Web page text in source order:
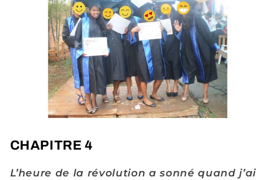
CHAPITRE 4
L’heure de la révolution a sonné quand j’ai